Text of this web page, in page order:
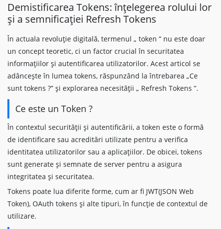
Demistificarea Tokens: înțelegerea rolului lor
și a semnificației Refresh Tokens
În actuala revoluție digitală, termenul „ token ” nu este doar
un concept teoretic, ci un factor crucial în securitatea
informațiilor și autentificarea utilizatorilor. Acest articol se
adâncește în lumea tokens, răspunzând la întrebarea „Ce
sunt tokens ?” și explorarea necesității „ Refresh Tokens ”.
Ce este un Token ?
În contextul securității și autentificării, a token este o formă
de identificare sau acreditări utilizate pentru a verifica
identitatea utilizatorilor sau a aplicațiilor. De obicei, tokens
sunt generate și semnate de server pentru a asigura
integritatea și securitatea.
Tokens poate lua diferite forme, cum ar fi JWT(JSON Web
Token), OAuth tokens și alte tipuri, în funcție de contextul de
utilizare.